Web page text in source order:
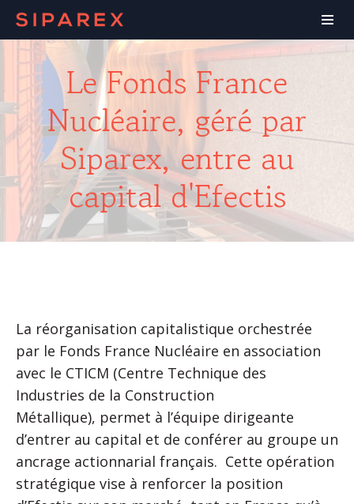
Le Fonds France
Nucléaire, géré par
Siparex, entre au
capital d'Efectis
La réorganisation capitalistique orchestrée
par le Fonds France Nucléaire en association
avec le CTICM (Centre Technique des
Industries de la Construction
Métallique), permet à l’équipe dirigeante
d’entrer au capital et de conférer au groupe un
ancrage actionnarial français. Cette opération
stratégique vise à renforcer la position